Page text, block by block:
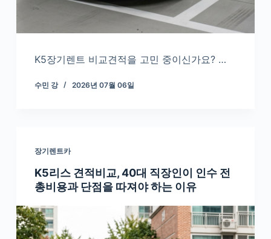
K5장기렌트 비교견적을 고민 중이신가요? …
수민 강 2026년 07월 06일
장기렌트카
K5리스 견적비교, 40대 직장인이 인수 전
총비용과 단점을 따져야 하는 이유